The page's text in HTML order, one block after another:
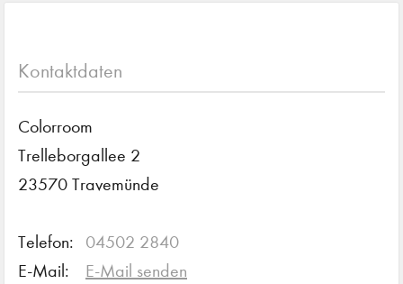
Kontaktdaten
Colorroom
Trelleborgallee 2
23570 Travemünde
Telefon:
04502 2840
E-Mail:
E-Mail senden